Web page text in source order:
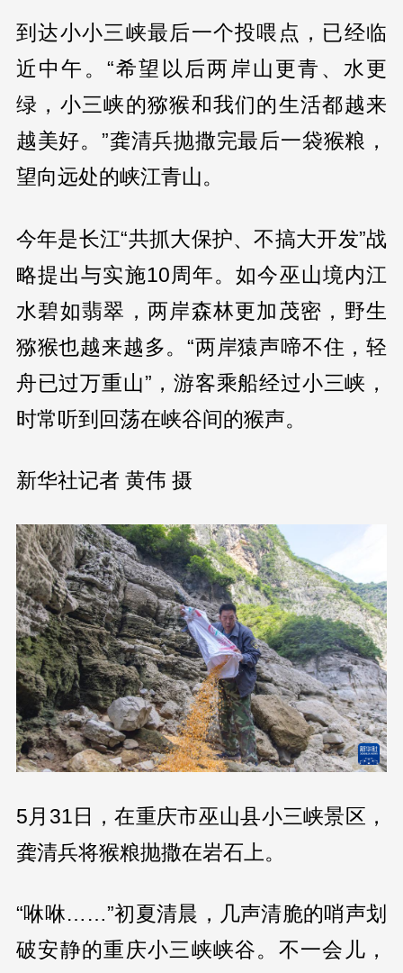
到达小小三峡最后一个投喂点，已经临
近中午。“希望以后两岸山更青、水更
绿，小三峡的猕猴和我们的生活都越来
越美好。”龚清兵抛撒完最后一袋猴粮，
望向远处的峡江青山。
今年是长江“共抓大保护、不搞大开发”战
略提出与实施10周年。如今巫山境内江
水碧如翡翠，两岸森林更加茂密，野生
猕猴也越来越多。“两岸猿声啼不住，轻
舟已过万重山”，游客乘船经过小三峡，
时常听到回荡在峡谷间的猴声。
新华社记者 黄伟 摄
5月31日，在重庆市巫山县小三峡景区，
龚清兵将猴粮抛撒在岩石上。
“咻咻……”初夏清晨，几声清脆的哨声划
破安静的重庆小三峡峡谷。不一会儿，